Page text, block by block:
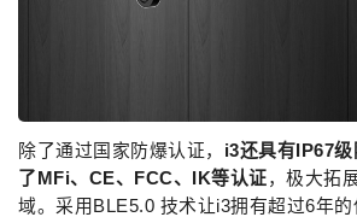
除了通过国家防爆认证， i3还具有IP67
了MFi、CE、FCC、IK等认证，极大拓
域。采用BLE5.0 技术让i3拥有超过6年